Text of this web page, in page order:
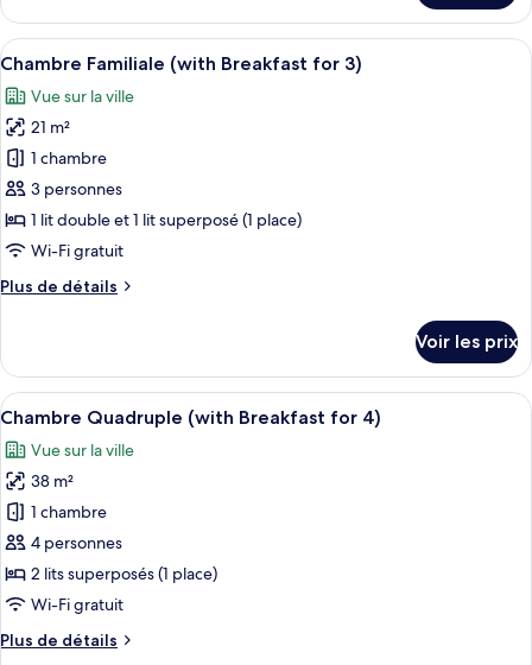
(with
Breakfast
for
3)
le
type
de
Chambre
Triple
Standard
(with
Breakfast
for
3)
Afficher
toutes
les
photos
pour
ce
type
de
chambre :
Chambre
Breakfast
for
3)
Une table dressée avec divers
7
Chambre Familiale (with Breakfast for 3)
Vue sur la ville
21 m²
1 chambre
3 personnes
1 lit double et 1 lit superposé (1 place)
Wi-Fi gratuit
Plus de détails
Plus
le
type
de
Chambre
Familiale
(with
Breakfast
for
3)
Voir les prix
Afficher
toutes
les
photos
pour
ce
type
de
chambre :
Chambre
Une table dressée avec divers
11
Chambre Quadruple (with Breakfast for 4)
Vue sur la ville
38 m²
1 chambre
4 personnes
2 lits superposés (1 place)
Wi-Fi gratuit
Plus de détails
Plus